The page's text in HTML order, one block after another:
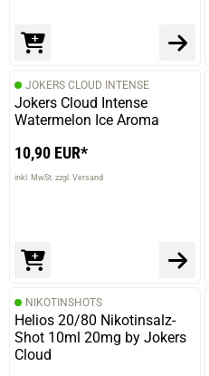
JOKERS CLOUD INTENSE
Jokers Cloud Intense
Watermelon Ice Aroma
10,90 EUR*
inkl. MwSt. zzgl. Versand
NIKOTINSHOTS
Helios 20/80 Nikotinsalz-
Shot 10ml 20mg by Jokers
Cloud